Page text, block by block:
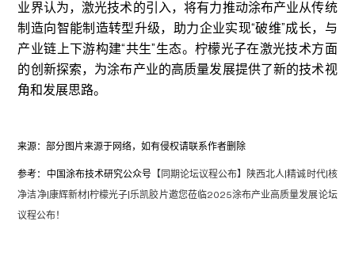
业界认为，激光技术的引入，将有力推动涂布产业从传统
制造向智能制造转型升级，助力企业实现“破维”成长，与
产业链上下游构建“共生”生态。柠檬光子在激光技术方面
的创新探索，为涂布产业的高质量发展提供了新的技术视
角和发展思路。
来源：部分图片来源于网络，如有侵权请联系作者删除
参考：中国涂布技术研究公众号【同期论坛议程公布】陕西北人|精诚时代|核
净洁净|康辉新材|柠檬光子|乐凯胶片邀您莅临2025涂布产业高质量发展论坛
议程公布！